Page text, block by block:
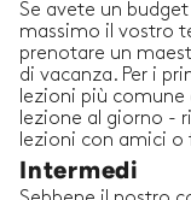
Se avete un
massimo il vostro
prenotare un
di vacanza. Per i
lezioni più comune
lezione al giorno -
lezioni con amici o
Intermedi